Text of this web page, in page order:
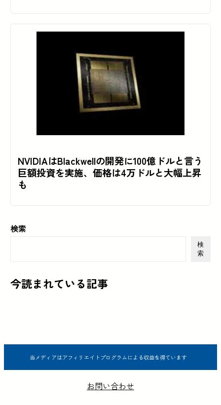
NVIDIAはBlackwellの開発に100億ドルと言う
巨額投資を実施、価格は4万ドルと大幅上昇
も
検索
検
索
今読まれている記事
当メディアはアフィリエイトプログラムによる収益を得ています
お問い合わせ